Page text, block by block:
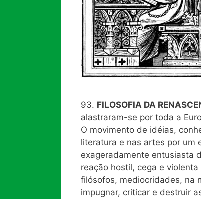
93. FILOSOFIA DA
alastraram-se por toda a
O movimento de idéias,
literatura e nas artes por um
exageradamente entusiasta
reação hostil, cega e
filósofos, mediocridades, na
impugnar, criticar e destruir